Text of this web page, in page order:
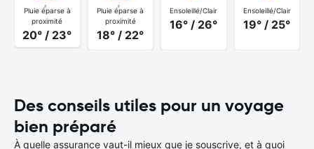
Pluie éparse à
proximité
20° / 23°
Pluie éparse à
proximité
18° / 22°
Ensoleillé/Clair
16° / 26°
Ensoleillé/Clair
19° / 25°
Des conseils utiles pour un voyage
bien préparé
À quelle assurance vaut-il mieux que je souscrive, et à quoi